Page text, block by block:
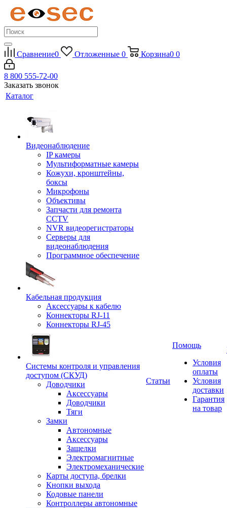
Сравнение0 Отложенные 0 Корзина0 0
8 800 555-72-00
Заказать звонок
Каталог
Видеонаблюдение
IP камеры
Мультиформатные камеры
Кожухи, кронштейны,
боксы
Микрофоны
Объективы
Запчасти для ремонта
CCTV
NVR видеорегистраторы
Серверы для
видеонаблюдения
Программное обеспечение
Кабельная продукция
Аксессуары к кабелю
Коннекторы RJ-11
Коннекторы RJ-45
Системы контроля и управления
доступом (СКУД)
Доводчики
Аксессуары
Доводчики
Тяги
Замки
Автономные
Аксессуары
Защелки
Электромагнитные
Электромеханические
Карты доступа, брелки
Кнопки выхода
Кодовые панели
Контроллеры автономные
Статьи
Помощь
Условия
оплаты
Условия
доставки
Гарантия
на товар